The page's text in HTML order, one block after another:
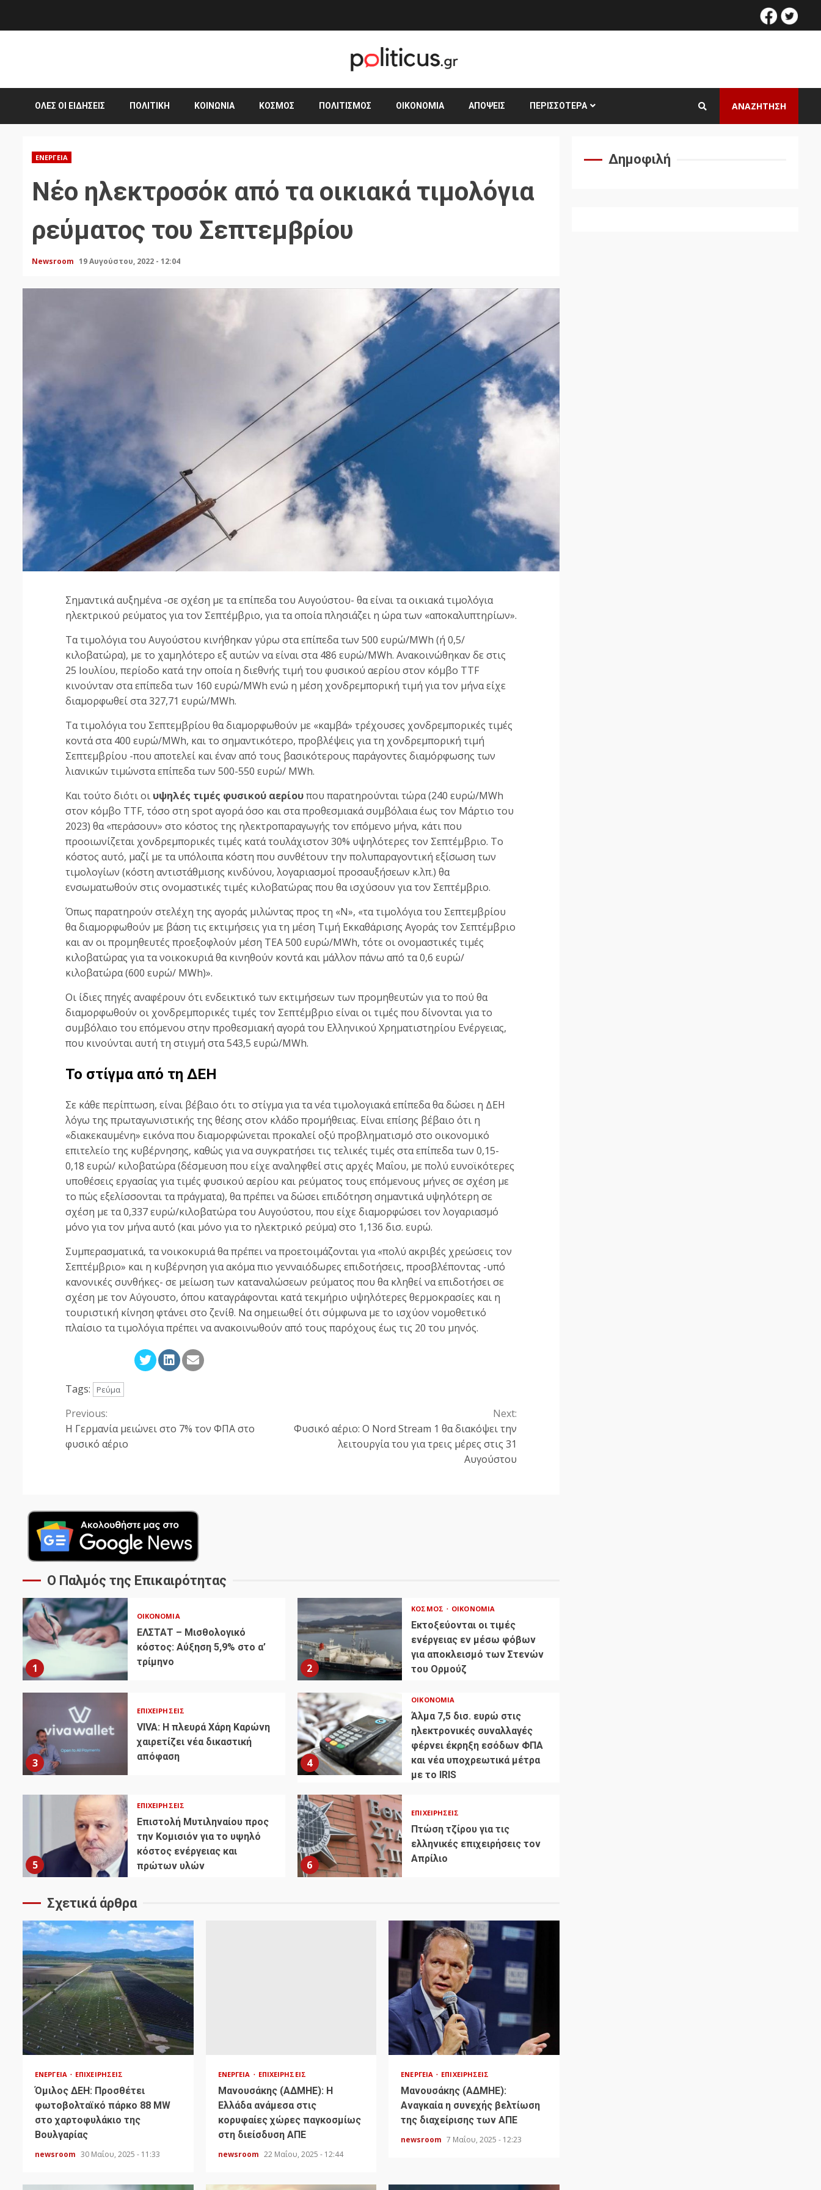
facebook
ΌΛΕΣ ΟΙ ΕΙΔΉΣΕΙΣ ΠΟΛΙΤΙΚΉ ΚΟΙΝΩΝΊΑ ΚΌΣΜΟΣ ΠΟΛΙΤΙΣΜΌΣ ΟΙΚΟΝΟΜΊΑ ΑΠΌΨΕΙΣ ΠΕΡΙΣΣΌΤΕΡΑ ΑΝΑΖΗΤΗΣΗ
ΕΝΈΡΓΕΙΑ
Νέο ηλεκτροσόκ από τα οικιακά τιμολόγια
ρεύματος του Σεπτεμβρίου
Newsroom 19 Αυγούστου, 2022 - 12:04
Σημαντικά αυξημένα -σε σχέση με τα επίπεδα του Αυγούστου- θα είναι τα οικιακά τιμολόγια
ηλεκτρικού ρεύματος για τον Σεπτέμβριο, για τα οποία πλησιάζει η ώρα των «αποκαλυπτηρίων».
Τα τιμολόγια του Αυγούστου κινήθηκαν γύρω στα επίπεδα των 500 ευρώ/MWh (ή 0,5/
κιλοβατώρα), με το χαμηλότερο εξ αυτών να είναι στα 486 ευρώ/MWh. Ανακοινώθηκαν δε στις
25 Ιουλίου, περίοδο κατά την οποία η διεθνής τιμή του φυσικού αερίου στον κόμβο TTF
κινούνταν στα επίπεδα των 160 ευρώ/MWh ενώ η μέση χονδρεμπορική τιμή για τον μήνα είχε
διαμορφωθεί στα 327,71 ευρώ/MWh.
Τα τιμολόγια του Σεπτεμβρίου θα διαμορφωθούν με «καμβά» τρέχουσες χονδρεμπορικές τιμές
κοντά στα 400 ευρώ/ΜWh, και το σημαντικότερο, προβλέψεις για τη χονδρεμπορική τιμή
Σεπτεμβρίου -που αποτελεί και έναν από τους βασικότερους παράγοντες διαμόρφωσης των
λιανικών τιμώνστα επίπεδα των 500-550 ευρώ/ MWh.
Και τούτο διότι οι υψηλές τιμές φυσικού αερίουπου παρατηρούνται τώρα (240 ευρώ/ΜWh
στον κόμβο TTF, τόσο στη spot αγορά όσο και στα προθεσμιακά συμβόλαια έως τον Μάρτιο του
2023) θα «περάσουν» στο κόστος της ηλεκτροπαραγωγής τον επόμενο μήνα, κάτι που
προοιωνίζεται χονδρεμπορικές τιμές κατά τουλάχιστον 30% υψηλότερες τον Σεπτέμβριο. Το
κόστος αυτό, μαζί με τα υπόλοιπα κόστη που συνθέτουν την πολυπαραγοντική εξίσωση των
τιμολογίων (κόστη αντιστάθμισης κινδύνου, λογαριασμοί προσαυξήσεων κ.λπ.) θα
ενσωματωθούν στις ονομαστικές τιμές κιλοβατώρας που θα ισχύσουν για τον Σεπτέμβριο.
Όπως παρατηρούν στελέχη της αγοράς μιλώντας προς τη «Ν», «τα τιμολόγια του Σεπτεμβρίου
θα διαμορφωθούν με βάση τις εκτιμήσεις για τη μέση Τιμή Εκκαθάρισης Αγοράς τον Σεπτέμβριο
και αν οι προμηθευτές προεξοφλούν μέση ΤΕΑ 500 ευρώ/MWh, τότε οι ονομαστικές τιμές
κιλοβατώρας για τα νοικοκυριά θα κινηθούν κοντά και μάλλον πάνω από τα 0,6 ευρώ/
κιλοβατώρα (600 ευρώ/ MWh)».
Οι ίδιες πηγές αναφέρουν ότι ενδεικτικό των εκτιμήσεων των προμηθευτών για το πού θα
διαμορφωθούν οι χονδρεμπορικές τιμές τον Σεπτέμβριο είναι οι τιμές που δίνονται για το
συμβόλαιο του επόμενου στην προθεσμιακή αγορά του Ελληνικού Χρηματιστηρίου Ενέργειας,
που κινούνται αυτή τη στιγμή στα 543,5 ευρώ/MWh.
Το στίγμα από τη ΔΕΗ
Σε κάθε περίπτωση, είναι βέβαιο ότι το στίγμα για τα νέα τιμολογιακά επίπεδα θα δώσει η ΔΕΗ
λόγω της πρωταγωνιστικής της θέσης στον κλάδο προμήθειας. Είναι επίσης βέβαιο ότι η
«διακεκαυμένη» εικόνα που διαμορφώνεται προκαλεί οξύ προβληματισμό στο οικονομικό
επιτελείο της κυβέρνησης, καθώς για να συγκρατήσει τις τελικές τιμές στα επίπεδα των 0,15-
0,18 ευρώ/ κιλοβατώρα (δέσμευση που είχε αναληφθεί στις αρχές Μαΐου, με πολύ ευνοϊκότερες
υποθέσεις εργασίας για τιμές φυσικού αερίου και ρεύματος τους επόμενους μήνες σε σχέση με
το πώς εξελίσσονται τα πράγματα), θα πρέπει να δώσει επιδότηση σημαντικά υψηλότερη σε
σχέση με τα 0,337 ευρώ/κιλοβατώρα του Αυγούστου, που είχε διαμορφώσει τον λογαριασμό
μόνο για τον μήνα αυτό (και μόνο για το ηλεκτρικό ρεύμα) στο 1,136 δισ. ευρώ.
Συμπερασματικά, τα νοικοκυριά θα πρέπει να προετοιμάζονται για «πολύ ακριβές χρεώσεις τον
Σεπτέμβριο» και η κυβέρνηση για ακόμα πιο γενναιόδωρες επιδοτήσεις, προσβλέποντας -υπό
κανονικές συνθήκες- σε μείωση των καταναλώσεων ρεύματος που θα κληθεί να επιδοτήσει σε
σχέση με τον Αύγουστο, όπου καταγράφονται κατά τεκμήριο υψηλότερες θερμοκρασίες και η
τουριστική κίνηση φτάνει στο ζενίθ. Να σημειωθεί ότι σύμφωνα με το ισχύον νομοθετικό
πλαίσιο τα τιμολόγια πρέπει να ανακοινωθούν από τους παρόχους έως τις 20 του μηνός.
Tags: Ρεύμα
Continue
Reading
Previous:
Η Γερμανία μειώνει στο 7% τον ΦΠΑ στο
φυσικό αέριο
Next:
Φυσικό αέριο: Ο Nord Stream 1 θα διακόψει την
λειτουργία του για τρεις μέρες στις 31
Αυγούστου
Ο Παλμός της Επικαιρότητας
1
ΟΙΚΟΝΟΜΊΑ
ΕΛΣΤΑΤ – Μισθολογικό
κόστος: Αύξηση 5,9% στο α’
τρίμηνο
2
ΚΌΣΜΟΣ ΟΙΚΟΝΟΜΊΑ
Εκτοξεύονται οι τιμές
ενέργειας εν μέσω φόβων
για αποκλεισμό των Στενών
του Ορμούζ
3
ΕΠΙΧΕΙΡΉΣΕΙΣ
VIVA: Η πλευρά Χάρη Καρώνη
χαιρετίζει νέα δικαστική
απόφαση
4
ΟΙΚΟΝΟΜΊΑ
Άλμα 7,5 δισ. ευρώ στις
ηλεκτρονικές συναλλαγές
φέρνει έκρηξη εσόδων ΦΠΑ
και νέα υποχρεωτικά μέτρα
με το IRIS
5
ΕΠΙΧΕΙΡΉΣΕΙΣ
Επιστολή Μυτιληναίου προς
την Κομισιόν για το υψηλό
κόστος ενέργειας και
πρώτων υλών
6
ΕΠΙΧΕΙΡΉΣΕΙΣ
Πτώση τζίρου για τις
ελληνικές επιχειρήσεις τον
Απρίλιο
Σχετικά άρθρα
ΕΝΈΡΓΕΙΑ ΕΠΙΧΕΙΡΉΣΕΙΣ
Όμιλος ΔΕΗ: Προσθέτει
φωτοβολταϊκό πάρκο 88 MW
στο χαρτοφυλάκιο της
Βουλγαρίας
newsroom 30 Μαΐου, 2025 - 11:33
ΕΝΈΡΓΕΙΑ ΕΠΙΧΕΙΡΉΣΕΙΣ
Μανουσάκης (ΑΔΜΗΕ): Η
Ελλάδα ανάμεσα στις
κορυφαίες χώρες παγκοσμίως
στη διείσδυση ΑΠΕ
newsroom 22 Μαΐου, 2025 - 12:44
ΕΝΈΡΓΕΙΑ ΕΠΙΧΕΙΡΉΣΕΙΣ
Μανουσάκης (ΑΔΜΗΕ):
Αναγκαία η συνεχής βελτίωση
της διαχείρισης των ΑΠΕ
newsroom 7 Μαΐου, 2025 - 12:23
Δημοφιλή